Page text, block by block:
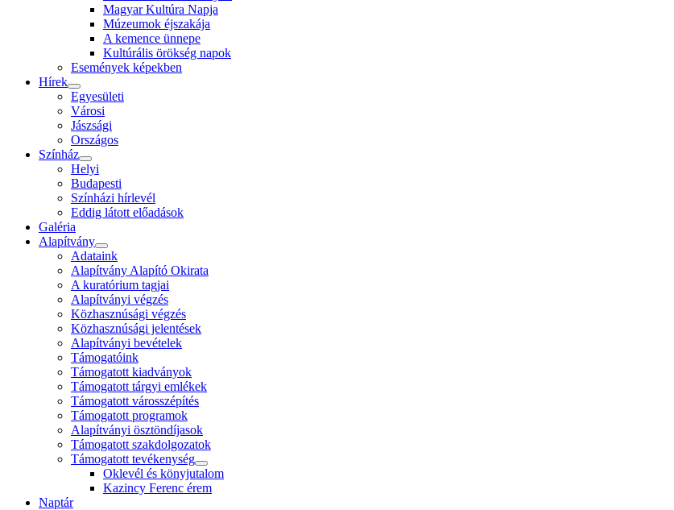
Magyar Kultúra Napja
Múzeumok éjszakája
A kemence ünnepe
Kultúrális örökség napok
Események képekben
Hírek
Egyesületi
Városi
Jászsági
Országos
Színház
Helyi
Budapesti
Színházi hírlevél
Eddig látott előadások
Galéria
Alapítvány
Adataink
Alapítvány Alapító Okirata
A kuratórium tagjai
Alapítványi végzés
Közhasznúsági végzés
Közhasznúsági jelentések
Alapítványi bevételek
Támogatóink
Támogatott kiadványok
Támogatott tárgyi emlékek
Támogatott városszépítés
Támogatott programok
Alapítványi ösztöndíjasok
Támogatott szakdolgozatok
Támogatott tevékenység
Oklevél és könyjutalom
Kazincy Ferenc érem
Naptár